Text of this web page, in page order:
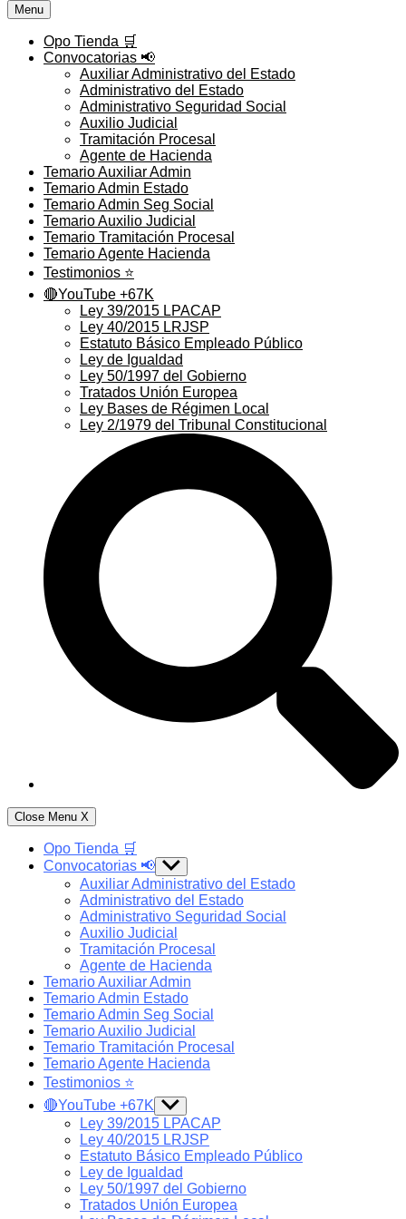
Menu
Opo Tienda 🛒
Convocatorias 📢
Auxiliar Administrativo del Estado
Administrativo del Estado
Administrativo Seguridad Social
Auxilio Judicial
Tramitación Procesal
Agente de Hacienda
Temario Auxiliar Admin
Temario Admin Estado
Temario Admin Seg Social
Temario Auxilio Judicial
Temario Tramitación Procesal
Temario Agente Hacienda
Testimonios ⭐️
🔴YouTube +67K
Ley 39/2015 LPACAP
Ley 40/2015 LRJSP
Estatuto Básico Empleado Público
Ley de Igualdad
Ley 50/1997 del Gobierno
Tratados Unión Europea
Ley Bases de Régimen Local
Ley 2/1979 del Tribunal Constitucional
Close Menu X
Opo Tienda 🛒
Convocatorias 📢 Show
sub
menu
Auxiliar Administrativo del Estado
Administrativo del Estado
Administrativo Seguridad Social
Auxilio Judicial
Tramitación Procesal
Agente de Hacienda
Temario Auxiliar Admin
Temario Admin Estado
Temario Admin Seg Social
Temario Auxilio Judicial
Temario Tramitación Procesal
Temario Agente Hacienda
Testimonios ⭐️
🔴YouTube +67K Show
sub
menu
Ley 39/2015 LPACAP
Ley 40/2015 LRJSP
Estatuto Básico Empleado Público
Ley de Igualdad
Ley 50/1997 del Gobierno
Tratados Unión Europea